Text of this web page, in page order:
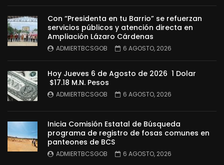
Con “Presidenta en tu Barrio” se refuerzan
servicios públicos y atención directa en
Ampliación Lázaro Cárdenas
ADMIERTBCSGOB 6 AGOSTO, 2026
Hoy Jueves 6 de Agosto de 2026 1 Dolar
$17.18 M.N. Pesos
ADMIERTBCSGOB 6 AGOSTO, 2026
Inicia Comisión Estatal de Búsqueda
programa de registro de fosas comunes en
panteones de BCS
ADMIERTBCSGOB 6 AGOSTO, 2026